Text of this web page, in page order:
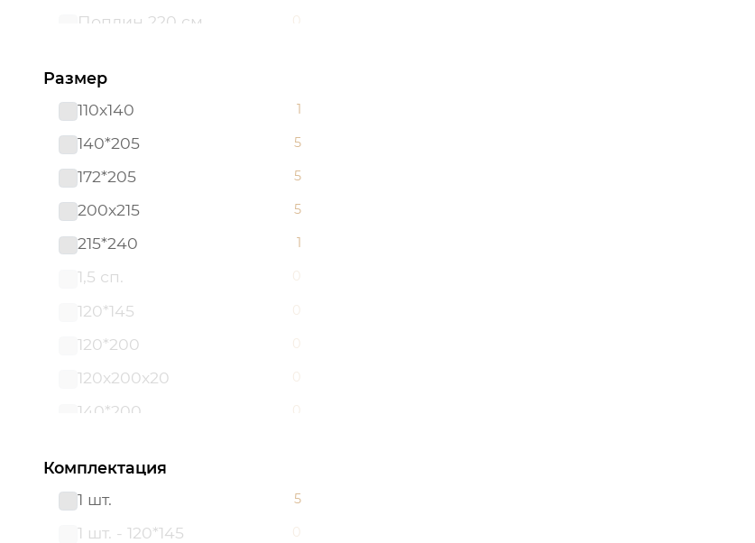
Поплин 220 см. 0
Скатерти из рогожки
Стеганые (БЯЗЬ)
Стеганые (ПОПЛИН)
Трикотаж
Уют
Шерсть
Размер
110х140
1
140*205 5
172*205 5
200х215 5
215*240 1
1,5 сп. 0
120*145 0
120*200 0
120х200х20 0
140*200 0
150*145
150х215
Комплектация
1 шт.
5
1 шт. - 120*145 0